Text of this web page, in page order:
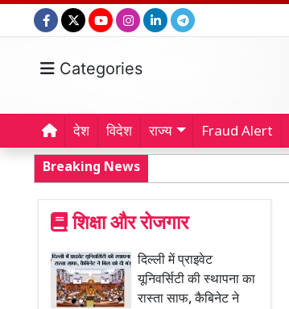
Categories
देश विदेश राज्य Fraud Alert
Breaking News
शिक्षा और रोजगार
दिल्ली में प्राइवेट
यूनिवर्सिटी की स्थापना का
रास्ता साफ, कैबिनेट ने